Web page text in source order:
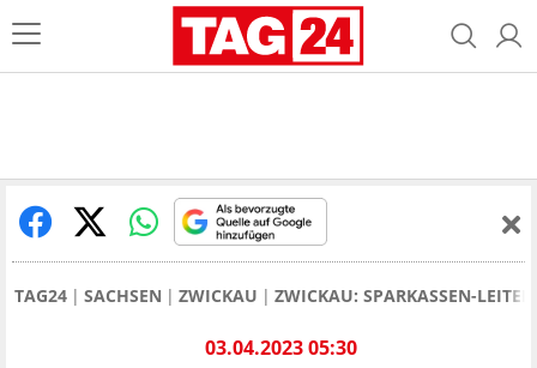
TAG24 SACHSEN ZWICKAU ZWICKAU: SPARKASSEN-
03.04.2023 05:30